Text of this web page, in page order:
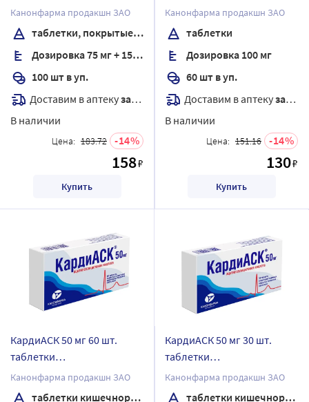
покрытые пленочной
оболочкой банка
Канонфарма продакшн ЗАО
таблетки, покрытые пленочной оболочкой
Дозировка 75 мг + 15,2 мг
100 шт в уп.
Доставим в аптекузавтра
В наличии
Цена: 183.72 14
158₽
Купить
кишечнорастворимые,
покрытые пленочной
оболочкой
Канонфарма продакшн ЗАО
таблетки
Дозировка 100 мг
60 шт в уп.
Доставим в аптекузавтра
В наличии
Цена: 151.16 14
130₽
Купить
КардиАСК 50 мг 60 шт.
таблетки
кишечнорастворимые,
покрытые пленочной
Канонфарма продакшн ЗАО
таблетки кишечнорастворимые , покрытые пленочной оболочкой
КардиАСК 50 мг 30 шт.
таблетки
кишечнорастворимые,
покрытые пленочной
Канонфарма продакшн ЗАО
таблетки кишечнорастворимые , покрытые пленочной оболочкой